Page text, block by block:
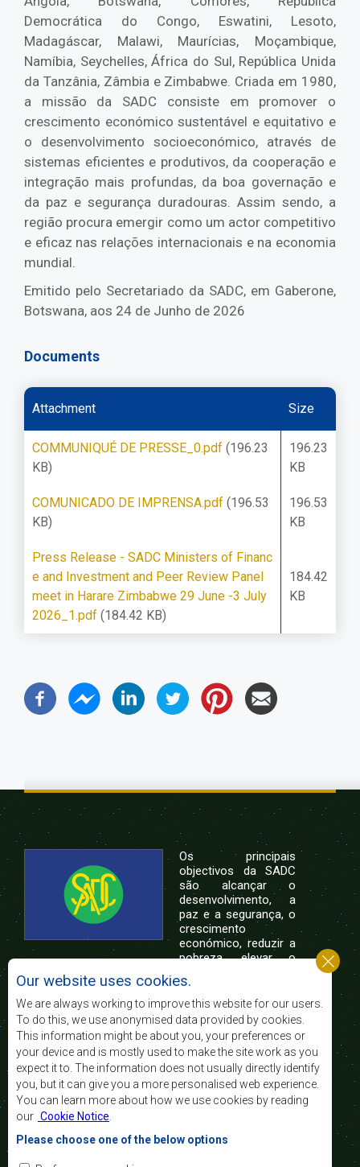
Democrática do Congo, Eswatini, Lesoto,
Madagáscar, Malawi, Maurícias, Moçambique,
Namíbia, Seychelles, África do Sul, República Unida
da Tanzânia, Zâmbia e Zimbabwe. Criada em 1980,
a missão da SADC consiste em promover o
crescimento económico sustentável e equitativo e
o desenvolvimento socioeconómico, através de
sistemas eficientes e produtivos, da cooperação e
integração mais profundas, da boa governação e
da paz e segurança duradouras. Assim sendo, a
região procura emergir como um actor competitivo
e eficaz nas relações internacionais e na economia
mundial.
Emitido pelo Secretariado da SADC, em Gaberone,
Botswana, aos 24 de Junho de 2026
Documents
Attachment Size
COMMUNIQUÉ DE PRESSE_0.pdf (196.23
KB)
196.23
KB
COMUNICADO DE IMPRENSA.pdf (196.53
KB)
196.53
KB
Press Release - SADC Ministers of Financ
e and Investment and Peer Review Panel
meet in Harare Zimbabwe 29 June -3 July
2026_1.pdf (184.42 KB)
184.42
KB
Os principais
objectivos da SADC
são alcançar o
desenvolvimento, a
paz e a segurança, o
crescimento
económico, reduzir a
pobreza, elevar o
nível e a qualidade de vida das populações da
África Austral, e apoiar as camadas sociais
desfavorecidas mediante a integração regional,
assente nos princípios democráticos e no
desenvolvimento equitativo e sustentável.
Contact Us
SADC House
Plot No. 54385
Central Business District
Private Bag 0095
Our website uses cookies.
We are always working to improve this website for our users.
To do this, we use anonymised data provided by cookies.
This information might be about you, your preferences or
your device and is mostly used to make the site work as you
expect it to. The information does not usually directly identify
you, but it can give you a more personalised web experience.
You can learn more about how we use cookies by reading
our Cookie Notice
Please choose one of the below options